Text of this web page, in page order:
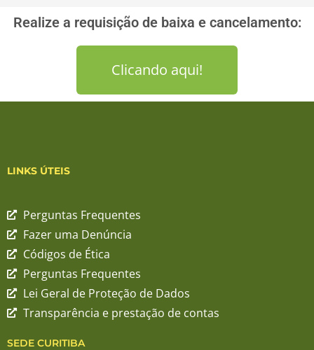
Realize a requisição de baixa e cancelamento:
Clicando aqui!
LINKS ÚTEIS
Perguntas Frequentes
Fazer uma Denúncia
Códigos de Ética
Perguntas Frequentes
Lei Geral de Proteção de Dados
Transparência e prestação de contas
SEDE CURITIBA